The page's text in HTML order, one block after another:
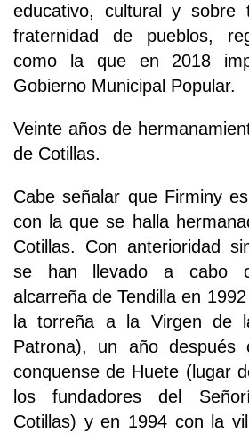
educativo, cultural y sobre
fraternidad de pueblos,
como la que en 2018
Gobierno Municipal Popular.
Veinte años de
de Cotillas.
Cabe señalar que Firminy
con la que se halla
Cotillas. Con anterioridad
se han llevado a cabo
alcarreña de Tendilla en
la torreña a la Virgen de
Patrona), un año después
conquense de Huete (lugar
los fundadores del
Cotillas) y en 1994 con la